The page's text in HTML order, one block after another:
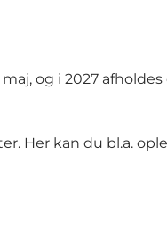
og i 2027 afholdes
Her kan du bl.a.